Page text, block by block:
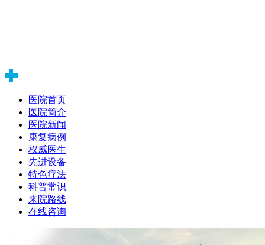
医院首页
医院简介
医院新闻
康复病例
权威医生
先进设备
特色疗法
科普常识
来院路线
在线咨询